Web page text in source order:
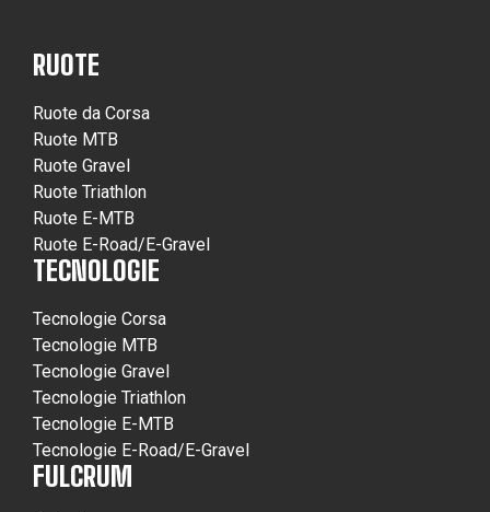
RUOTE
Ruote da Corsa
Ruote MTB
Ruote Gravel
Ruote Triathlon
Ruote E-MTB
Ruote E-Road/E-Gravel
TECNOLOGIE
Tecnologie Corsa
Tecnologie MTB
Tecnologie Gravel
Tecnologie Triathlon
Tecnologie E-MTB
Tecnologie E-Road/E-Gravel
FULCRUM